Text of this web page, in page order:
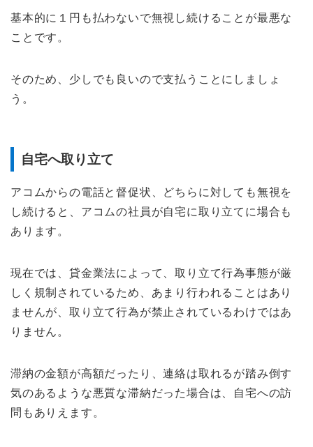
基本的に１円も払わないで無視し続けることが最悪な
ことです。
そのため、少しでも良いので支払うことにしましょ
う。
自宅へ取り立て
アコムからの電話と督促状、どちらに対しても無視を
し続けると、アコムの社員が自宅に取り立てに場合も
あります。
現在では、貸金業法によって、取り立て行為事態が厳
しく規制されているため、あまり行われることはあり
ませんが、取り立て行為が禁止されているわけではあ
りません。
滞納の金額が高額だったり、連絡は取れるが踏み倒す
気のあるような悪質な滞納だった場合は、自宅への訪
問もありえます。